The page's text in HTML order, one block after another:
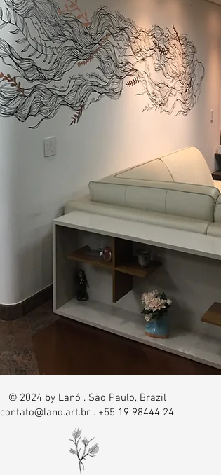
© 2024 by Lanó . São Paulo, Brazil
contato@lano.art.br . +55 19 98444 24